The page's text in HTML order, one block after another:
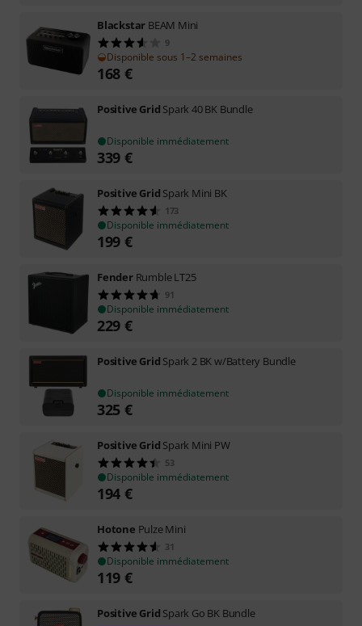
Blackstar BEAM Mini
9
Disponible sous 1–2 semaines
168 €
Positive Grid Spark 40 BK Bundle
Disponible immédiatement
339 €
Positive Grid Spark Mini BK
173
Disponible immédiatement
199 €
Fender Rumble LT25
91
Disponible immédiatement
229 €
Positive Grid Spark 2 BK w/Battery Bundle
Disponible immédiatement
325 €
Positive Grid Spark Mini PW
53
Disponible immédiatement
194 €
Hotone Pulze Mini
31
Disponible immédiatement
119 €
Positive Grid Spark Go BK Bundle